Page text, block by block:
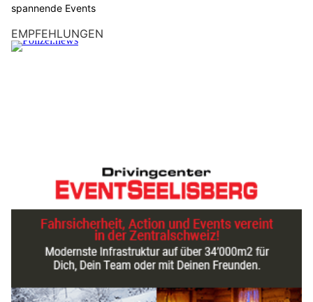
spannende Events
EMPFEHLUNGEN